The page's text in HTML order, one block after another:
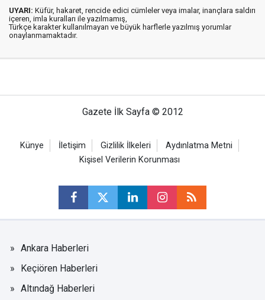
UYARI: Küfür, hakaret, rencide edici cümleler veya imalar, inançlara saldırı
içeren, imla kuralları ile yazılmamış,
Türkçe karakter kullanılmayan ve büyük harflerle yazılmış yorumlar
onaylanmamaktadır.
Gazete İlk Sayfa © 2012
Künye İletişim Gizlilik İlkeleri
Aydınlatma Metni
Kişisel Verilerin Korunması
Ankara Haberleri
Keçiören Haberleri
Altındağ Haberleri